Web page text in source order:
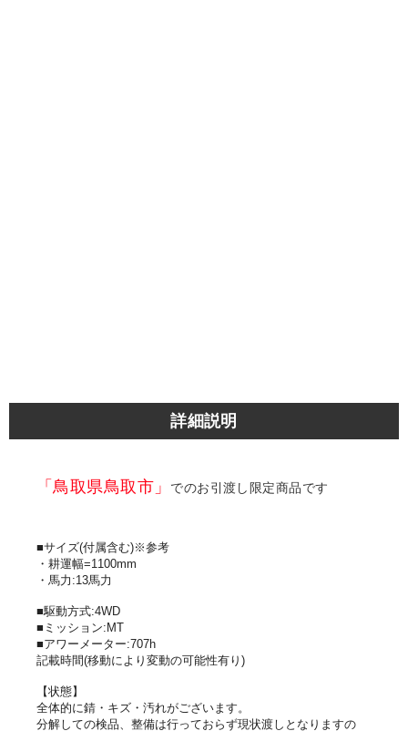
詳細説明
「鳥取県鳥取市」 でのお引渡し限定商品です
■サイズ(付属含む)※参考
・耕運幅=1100mm
・馬力:13馬力
■駆動方式:4WD
■ミッション:MT
■アワーメーター:707h
記載時間(移動により変動の可能性有り)
【状態】
全体的に錆・キズ・汚れがございます。
分解しての検品、整備は行っておらず現状渡しとなりますの